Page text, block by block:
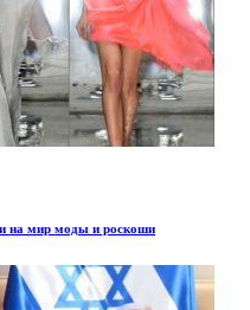
на мир моды и роскоши